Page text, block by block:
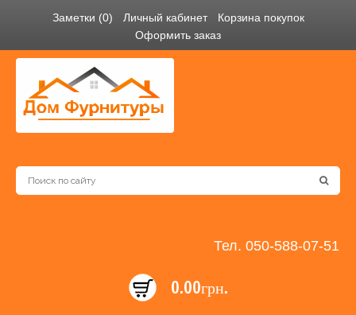
Заметки (0) Личный кабинет
Корзина покупок
Оформить заказ
Тел. 050-588-07-51
0.00грн.